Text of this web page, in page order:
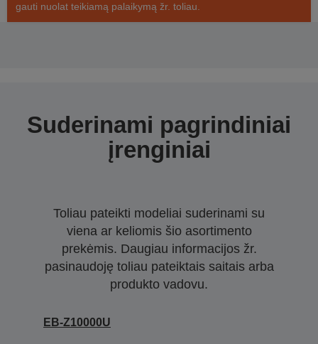
gauti nuolat teikiamą palaikymą žr. toliau.
Suderinami pagrindiniai
įrenginiai
Toliau pateikti modeliai suderinami su
viena ar keliomis šio asortimento
prekėmis. Daugiau informacijos žr.
pasinaudoję toliau pateiktais saitais arba
produkto vadovu.
EB-Z10000U